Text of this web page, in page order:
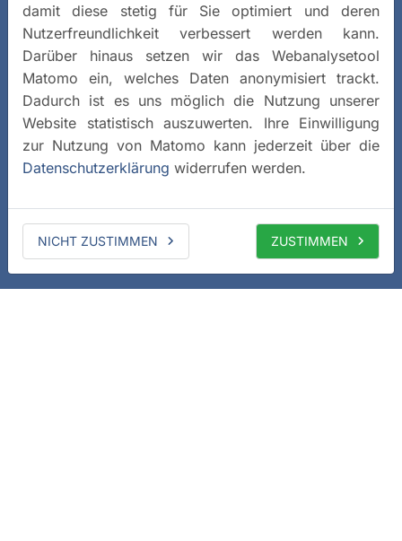
damit diese stetig für Sie optimiert und deren
Nutzerfreundlichkeit verbessert werden kann.
Darüber hinaus setzen wir das Webanalysetool
Matomo ein, welches Daten anonymisiert trackt.
Dadurch ist es uns möglich die Nutzung unserer
Website statistisch auszuwerten. Ihre Einwilligung
zur Nutzung von Matomo kann jederzeit über die
Datenschutzerklärung widerrufen werden.
NICHT ZUSTIMMEN ZUSTIMMEN